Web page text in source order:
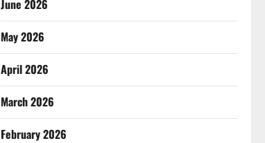
June 2026
May 2026
April 2026
March 2026
February 2026